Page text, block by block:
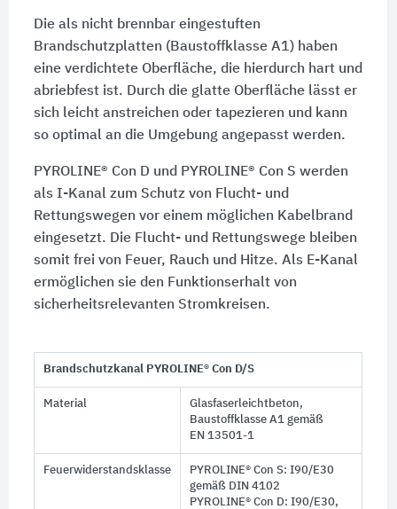
Die als nicht brennbar eingestuften
Brandschutzplatten (Baustoffklasse A1) haben
eine verdichtete Oberfläche, die hierdurch hart und
abriebfest ist. Durch die glatte Oberfläche lässt er
sich leicht anstreichen oder tapezieren und kann
so optimal an die Umgebung angepasst werden.
PYROLINE® Con D und PYROLINE® Con S werden
als I-Kanal zum Schutz von Flucht- und
Rettungswegen vor einem möglichen Kabelbrand
eingesetzt. Die Flucht- und Rettungswege bleiben
somit frei von Feuer, Rauch und Hitze. Als E-Kanal
ermöglichen sie den Funktionserhalt von
sicherheitsrelevanten Stromkreisen.
Brandschutzkanal PYROLINE® Con D/S
Material
Glasfaserleichtbeton,
Baustoffklasse A1 gemäß
EN 13501-1
Feuerwiderstandsklasse
PYROLINE® Con S: I90/E30
gemäß DIN 4102
PYROLINE® Con D: I90/E30,